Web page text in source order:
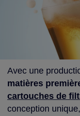
Avec une
matières
cartouches de
conception